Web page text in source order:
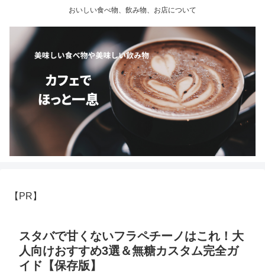
おいしい食べ物、飲み物、お店について
【PR】
スタバで甘くないフラペチーノはこれ！大
人向けおすすめ3選＆無糖カスタム完全ガ
イド【保存版】